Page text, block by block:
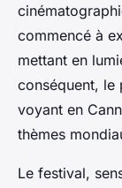
commencé à
mettant en
conséquent, le
voyant en
thèmes
Le festival,